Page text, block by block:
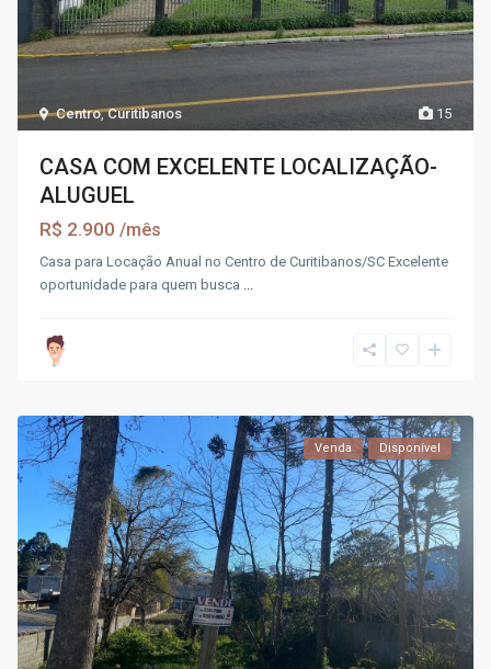
15
Centro,Curitibanos
CASA COM EXCELENTE LOCALIZAÇÃO-
ALUGUEL
R$ 2.900 /mês
Casa para Locação Anual no Centro de Curitibanos/SC Excelente
oportunidade para quem busca
Venda Disponível